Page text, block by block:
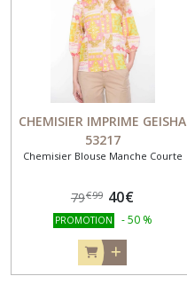
CHEMISIER IMPRIME GEISHA
53217
Chemisier Blouse Manche Courte
79€99 40€
PROMOTION -50 %